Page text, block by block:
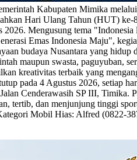
Kabupaten Mimika
Hari Ulang Tahun (HUT)
2026. Mengusung tema
Emas Indonesia Maju",
budaya Nusantara yang
maupun swasta, paguyuban,
kreativitas terbaik yang
pada 4 Agustus 2026, setiap
Cenderawasih SP III, Timika.
tertib, dan menjunjung tinggi
Mobil Hias: Alfred (0822-